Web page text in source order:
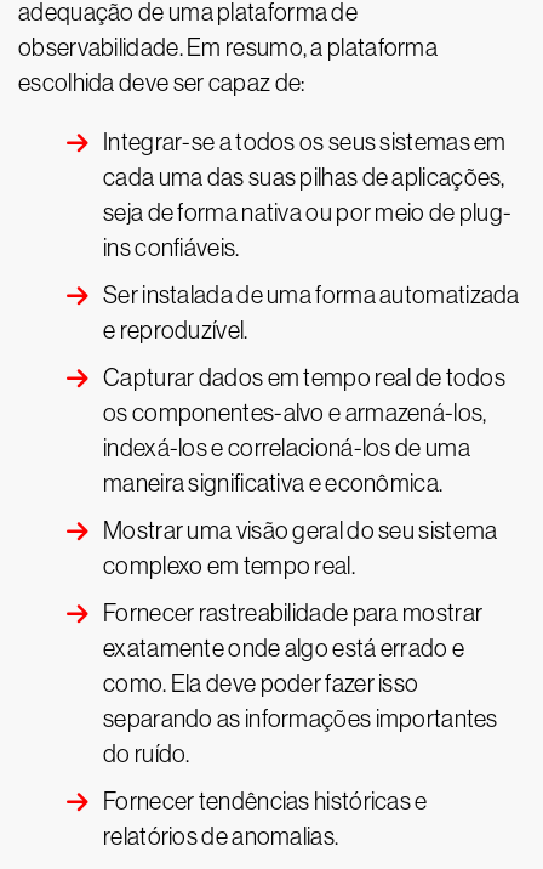
adequação de uma plataforma de
observabilidade. Em resumo, a plataforma
escolhida deve ser capaz de:
Integrar-se a todos os seus sistemas em
cada uma das suas pilhas de aplicações,
seja de forma nativa ou por meio de plug-
ins confiáveis.
Ser instalada de uma forma automatizada
e reproduzível.
Capturar dados em tempo real de todos
os componentes-alvo e armazená-los,
indexá-los e correlacioná-los de uma
maneira significativa e econômica.
Mostrar uma visão geral do seu sistema
complexo em tempo real.
Fornecer rastreabilidade para mostrar
exatamente onde algo está errado e
como. Ela deve poder fazer isso
separando as informações importantes
do ruído.
Fornecer tendências históricas e
relatórios de anomalias.